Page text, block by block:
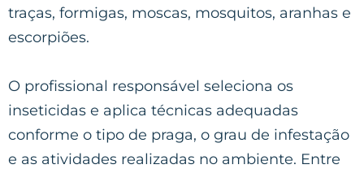
traças, formigas, moscas, mosquitos, aranhas e
escorpiões.
O profissional responsável seleciona os
inseticidas e aplica técnicas adequadas
conforme o tipo de praga, o grau de infestação
e as atividades realizadas no ambiente. Entre